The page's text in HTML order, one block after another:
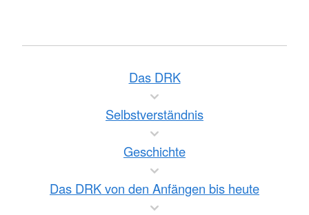
Das DRK
Selbstverständnis
Geschichte
Das DRK von den Anfängen bis heute